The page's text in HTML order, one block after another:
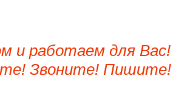
и работаем для Вас!
Звоните! Пишите!